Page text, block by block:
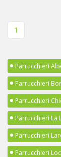
1
Parrucchieri
Parrucchieri
Parrucchieri
Parrucchieri La
Parrucchieri
Parrucchieri